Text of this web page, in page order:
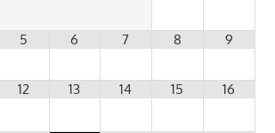
5 6 7 8 9
12 13 14 15 16